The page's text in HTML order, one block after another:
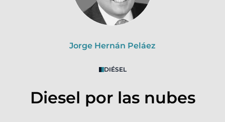
Jorge Hernán Peláez
DIÉSEL
Diesel por las nubes